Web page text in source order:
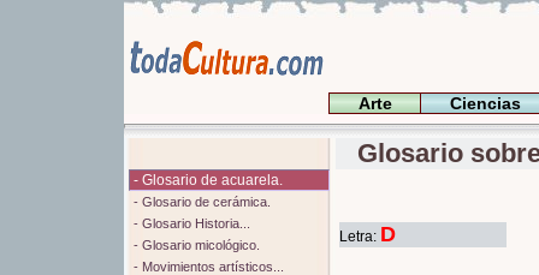
Arte Ciencias
Glosario
- Glosario de acuarela.
- Glosario de cerámica.
- Glosario Historia...
- Glosario micológico.
- Movimientos artísticos...
Letra: D